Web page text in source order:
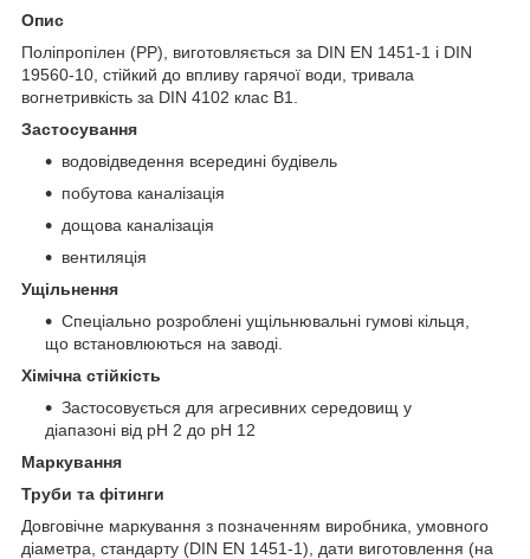
Опис
Поліпропілен (PP), виготовляється за DIN EN 1451-1 і DIN
19560-10, стійкий до впливу гарячої води, тривала
вогнетривкість за DIN 4102 клас B1.
Застосування
водовідведення всередині будівель
побутова каналізація
дощова каналізація
вентиляція
Ущільнення
Спеціально розроблені ущільнювальні гумові кільця,
що встановлюються на заводі.
Хімічна стійкість
Застосовується для агресивних середовищ у
діапазоні від pH 2 до pH 12
Маркування
Труби та фітинги
Довговічне маркування з позначенням виробника, умовного
діаметра, стандарту (DIN EN 1451-1), дати виготовлення (на